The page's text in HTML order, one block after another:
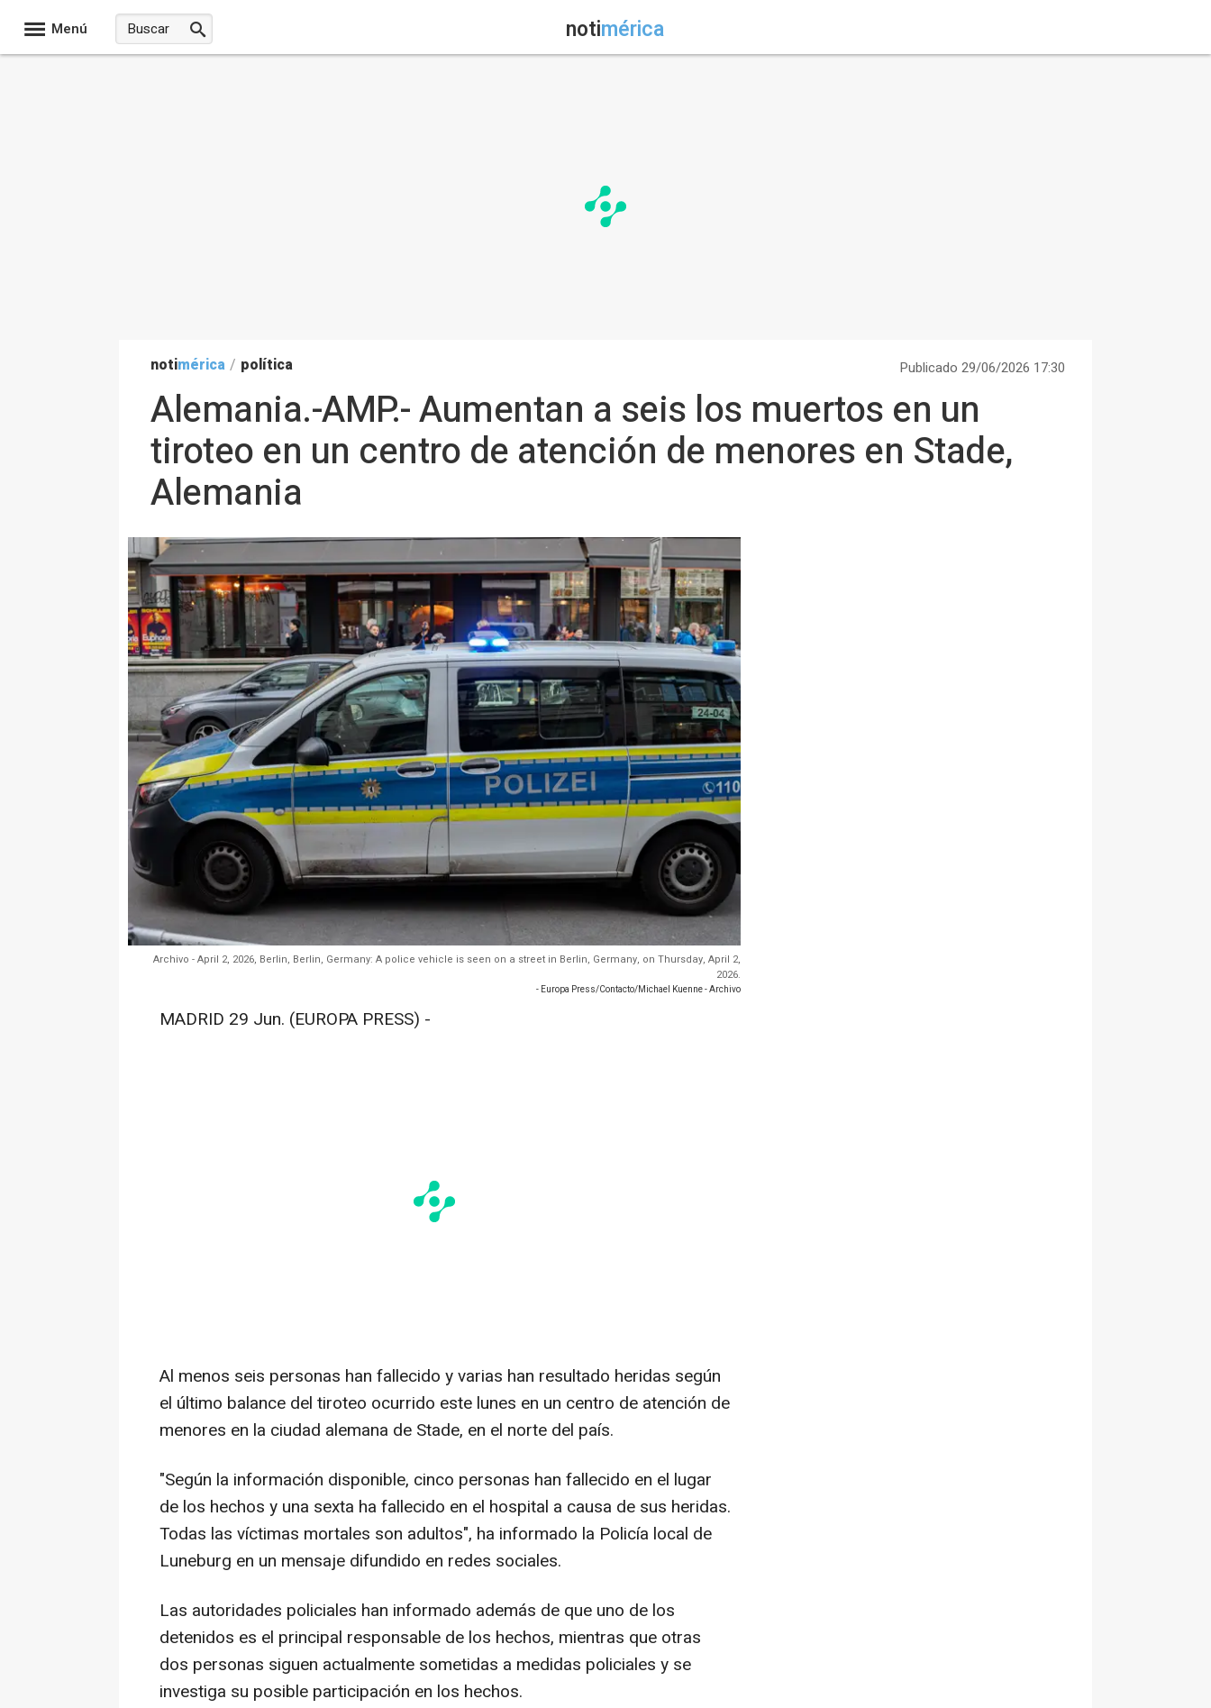
Menú notimérica
notimérica / política Publicado 29/06/2026 17:30
Alemania.-AMP.- Aumentan a seis los muertos en un
tiroteo en un centro de atención de menores en Stade,
Alemania
Archivo - April 2, 2026, Berlin, Berlin, Germany: A police vehicle is seen on a street in Berlin, Germany, on Thursday, April 2,
2026.
- Europa Press/Contacto/Michael Kuenne - Archivo
MADRID 29 Jun. (EUROPA PRESS) -
Al menos seis personas han fallecido y varias han resultado heridas según
el último balance del tiroteo ocurrido este lunes en un centro de atención de
menores en la ciudad alemana de Stade, en el norte del país.
"Según la información disponible, cinco personas han fallecido en el lugar
de los hechos y una sexta ha fallecido en el hospital a causa de sus heridas.
Todas las víctimas mortales son adultos", ha informado la Policía local de
Luneburg en un mensaje difundido en redes sociales.
Las autoridades policiales han informado además de que uno de los
detenidos es el principal responsable de los hechos, mientras que otras
dos personas siguen actualmente sometidas a medidas policiales y se
investiga su posible participación en los hechos.